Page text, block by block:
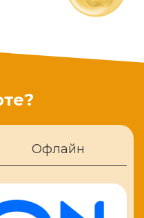
Офлайн